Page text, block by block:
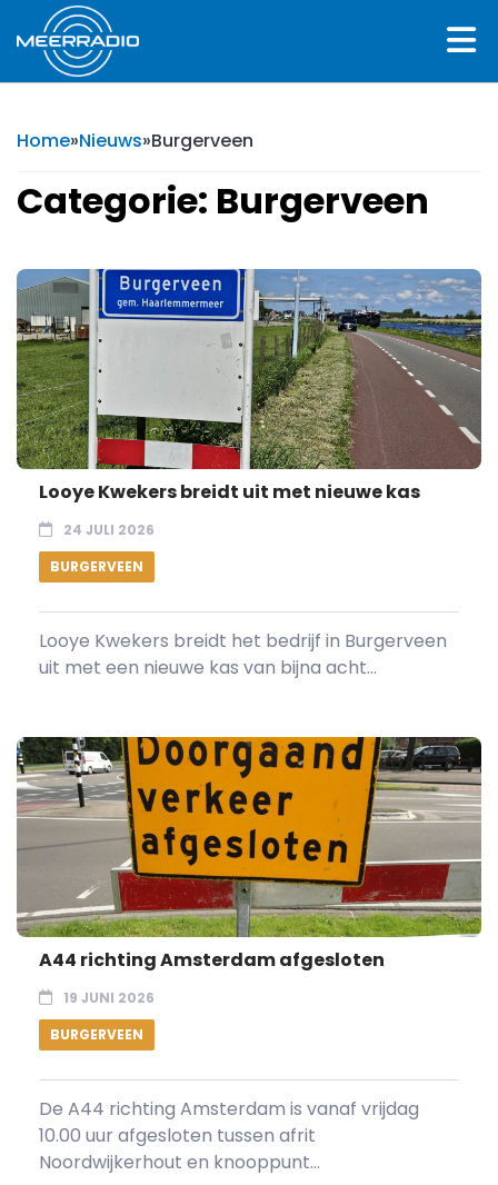
Home»Nieuws»Burgerveen
Categorie: Burgerveen
Looye Kwekers breidt uit met nieuwe kas
24 JULI 2026
BURGERVEEN
Looye Kwekers breidt het bedrijf in Burgerveen
uit met een nieuwe kas van bijna acht...
A44 richting Amsterdam afgesloten
19 JUNI 2026
BURGERVEEN
De A44 richting Amsterdam is vanaf vrijdag
10.00 uur afgesloten tussen afrit
Noordwijkerhout en knooppunt...